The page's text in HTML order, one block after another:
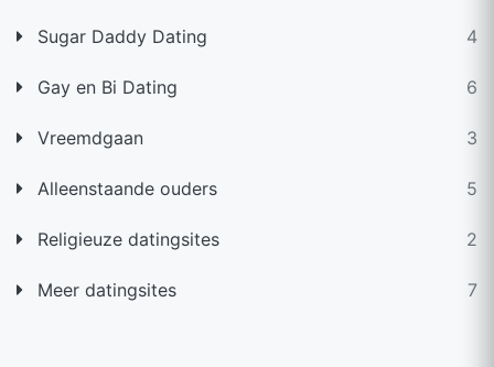
Sugar Daddy Dating 4
Gay en Bi Dating 6
Vreemdgaan 3
Alleenstaande ouders 5
Religieuze datingsites 2
Meer datingsites 7